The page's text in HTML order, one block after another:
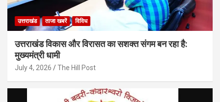
उत्तराखंड ताजा खबरें विविध
उत्तराखंड विकास और विरासत का सशक्त संगम बन रहा है:
मुख्यमंत्री धामी
July 4, 2026 The Hill Post